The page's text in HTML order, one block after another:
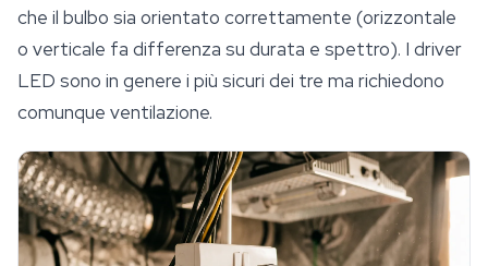
che il bulbo sia orientato correttamente (orizzontale
o verticale fa differenza su durata e spettro). I driver
LED sono in genere i più sicuri dei tre ma richiedono
comunque ventilazione.